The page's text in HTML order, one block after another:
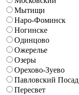
Мытищи
Наро-Фоминск
Ногинске
Одинцово
Ожерелье
Озеры
Орехово-Зуево
Павловский Посад
Пересвет